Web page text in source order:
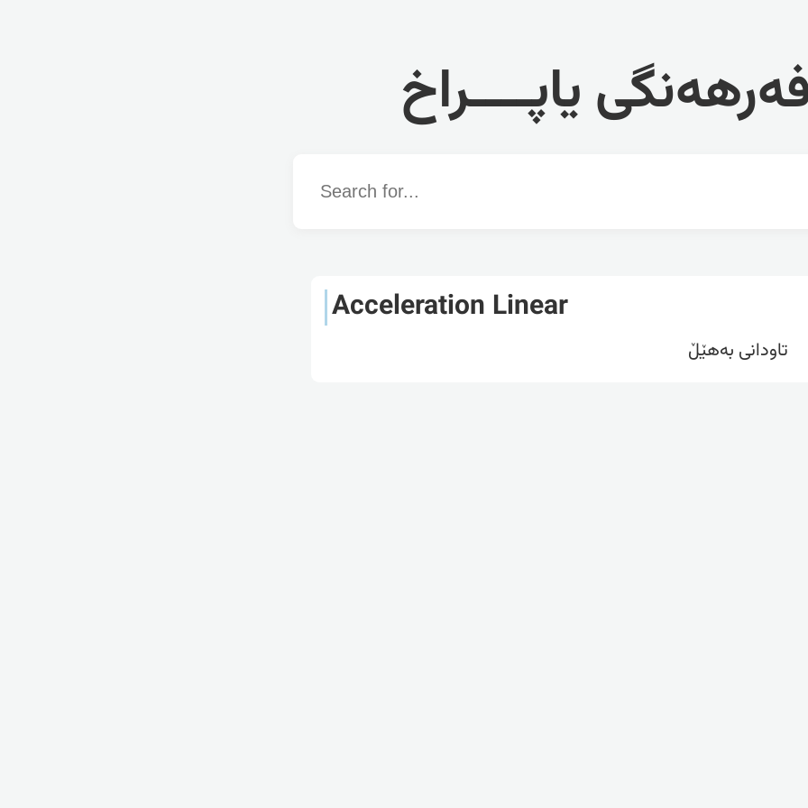
یاپــــراخ
Word
Acceleration Linear
تاودانی بەهێڵ